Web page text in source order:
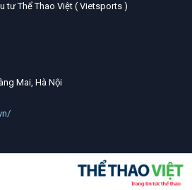
tư Thể Thao Việt ( Vietsports )
Mai, Hà Nội